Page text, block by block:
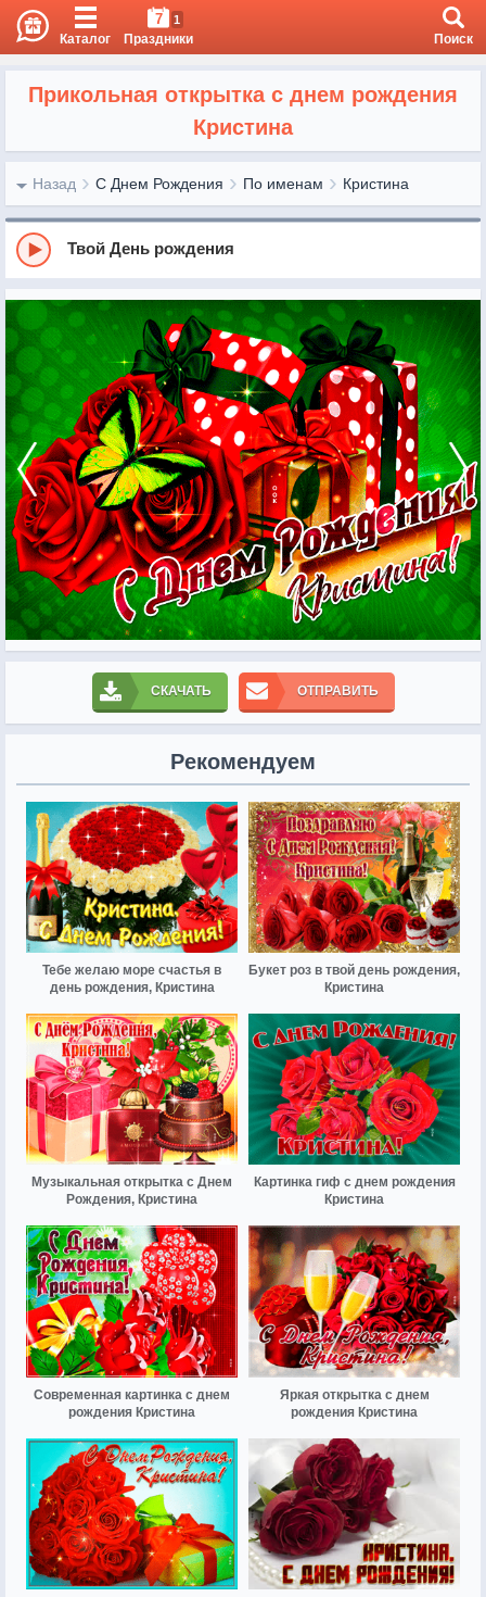
Каталог
7 1
Праздники Поиск
Прикольная открытка с днем рождения
Кристина
Назад С Днем Рождения По именам Кристина
Твой День рождения
СКАЧАТЬ ОТПРАВИТЬ
Рекомендуем
Тебе желаю море счастья в
день рождения, Кристина
Букет роз в твой день рождения,
Кристина
Музыкальная открытка с Днем
Рождения, Кристина
Картинка гиф с днем рождения
Кристина
Современная картинка с днем
рождения Кристина
Яркая открытка с днем
рождения Кристина